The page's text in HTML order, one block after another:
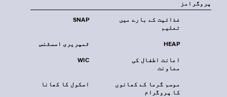
پروگرامز
SNAP
غذائیت کے بارے میں
تعلیم
ٹمپریری اسسٹنس HEAP
WIC
اعانت اطفال کی
معاونت
اسکول کا کھانا
موسم گرما کے کھانوں
کا پروگرام